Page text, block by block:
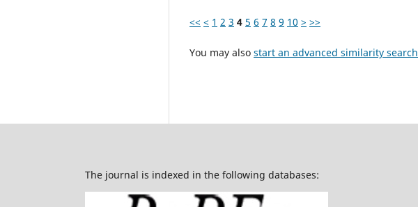
<< < 1 2 3 4 5 6 7 8 9 10 > >>
You may also start an advanced similarity search
The journal is indexed in the following databases: